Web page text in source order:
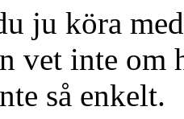
ju köra
vet inte
så enkelt.